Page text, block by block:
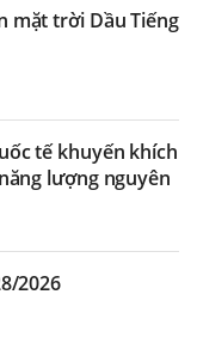
mặt trời Dầu Tiếng
tế khuyến khích
lượng nguyên
2026